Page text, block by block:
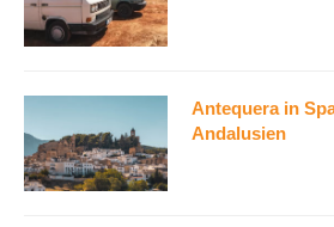
Antequera in
Andalusien